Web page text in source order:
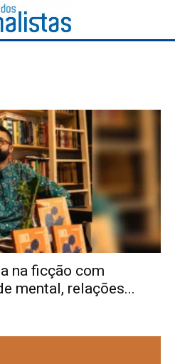
na ficção com
mental, relações...